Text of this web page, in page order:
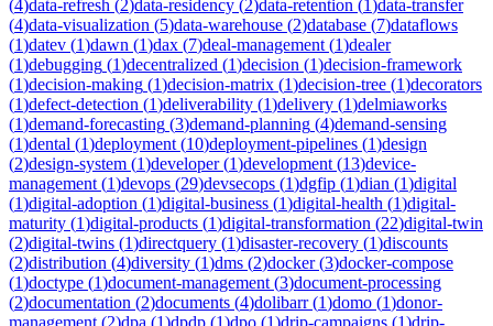
(4)data-refresh (2)data-residency (2)data-retention (1)data-transfer
(4)data-visualization (5)data-warehouse (2)database (7)dataflows
(1)datev (1)dawn (1)dax (7)deal-management (1)dealer
(1)debugging (1)decentralized (1)decision (1)decision-framework
(1)decision-making (1)decision-matrix (1)decision-tree (1)decorators
(1)defect-detection (1)deliverability (1)delivery (1)delmiaworks
(1)demand-forecasting (3)demand-planning (4)demand-sensing
(1)dental (1)deployment (10)deployment-pipelines (1)design
(2)design-system (1)developer(1)development (13)device-
management (1)devops (29)devsecops (1)dgfip (1)dian (1)digital
(1)digital-adoption (1)digital-business (1)digital-health (1)digital-
maturity (1)digital-products (1)digital-transformation (22)digital-twin
(2)digital-twins (1)directquery (1)disaster-recovery (1)discounts
(2)distribution (4)diversity (1)dms (2)docker(3)docker-compose
(1)doctype (1)document-management (3)document-processing
(2)documentation (2)documents (4)dolibarr(1)domo (1)donor-
management (2)dpa (1)dpdp (1)dpo (1)drip-campaigns (1)drip-